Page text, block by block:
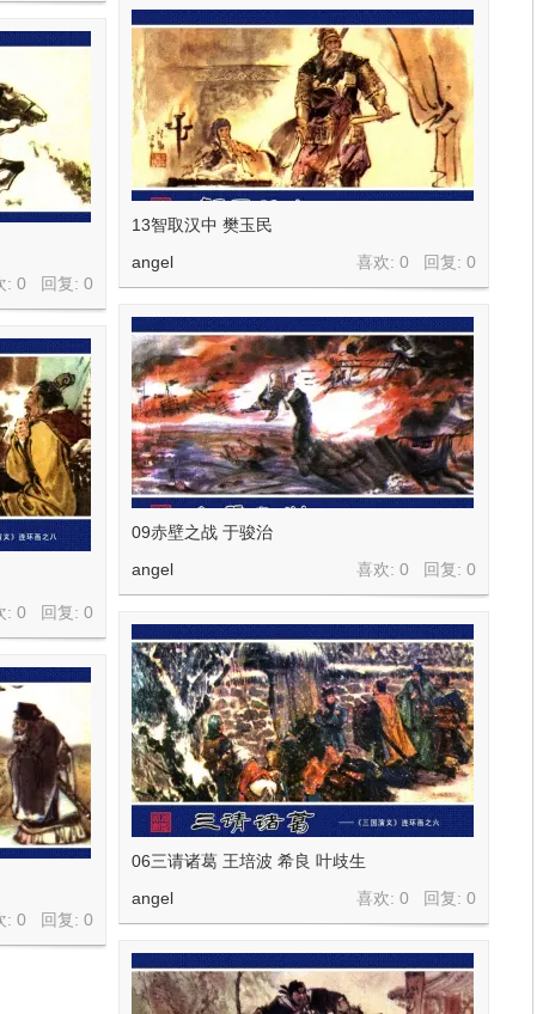
13智取汉中 樊玉民
喜欢: 0 回复:0
angel
: 0 回复:0
09赤壁之战 于骏治
喜欢: 0 回复:0
angel
: 0 回复:0
06三请诸葛 王培波 希良 叶歧生
喜欢: 0 回复:0
angel
: 0 回复:0